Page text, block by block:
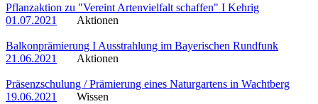
Pflanzaktion zu "Vereint Artenvielfalt schaffen" I Kehrig
01.07.2021
Aktionen
Balkonprämierung I Ausstrahlung im Bayerischen Rundfunk
21.06.2021
Aktionen
Präsenzschulung / Prämierung eines Naturgartens in Wachtberg
19.06.2021
Wissen